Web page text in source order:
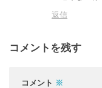
返信
コメントを残す
コメント ※